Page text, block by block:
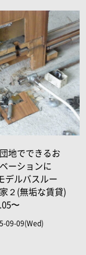
地でできるお
ーションに
デルバスルー
２(無垢な賃貸)
〜
09-09(Wed)